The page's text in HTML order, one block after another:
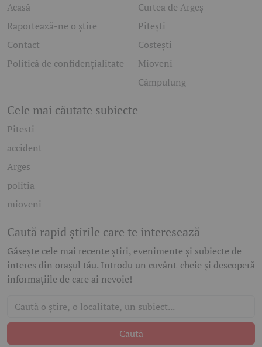
Acasă
Raportează-ne o știre
Contact
Politică de confidențialitate
Curtea de Argeș
Pitești
Costești
Mioveni
Câmpulung
Cele mai căutate subiecte
Pitesti
accident
Arges
politia
mioveni
Caută rapid știrile care te interesează
Găsește cele mai recente știri, evenimente și subiecte de
interes din orașul tău. Introdu un cuvânt-cheie și descoperă
informațiile de care ai nevoie!
Caută